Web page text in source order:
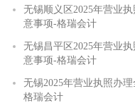
无锡顺义区2025年营业
意事项-格瑞会计
无锡昌平区2025年营业
意事项-格瑞会计
无锡2025年营业执照办
格瑞会计